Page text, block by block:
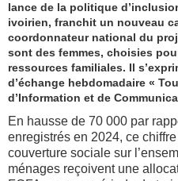
lance de la politique
ivoirien, franchit un nouveau
coordonnateur national du
sont des femmes, choisies
ressources familiales. Il
d’échange hebdomadaire «
d’Information et de
En hausse de 70 000 par
enregistrés en 2024, ce
couverture sociale sur
ménages reçoivent une